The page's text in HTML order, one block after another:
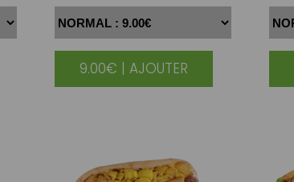
9.00€ | AJOUTER